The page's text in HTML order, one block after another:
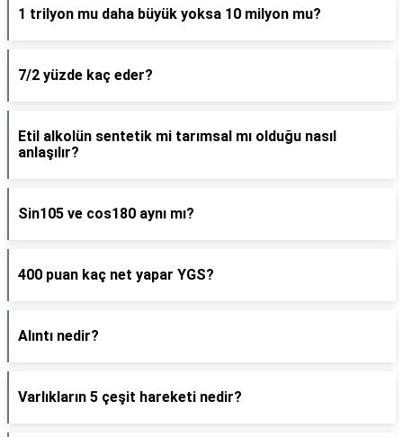
1 trilyon mu daha büyük yoksa 10 milyon mu?
7/2 yüzde kaç eder?
Etil alkolün sentetik mi tarımsal mı olduğu nasıl
anlaşılır?
Sin105 ve cos180 aynı mı?
400 puan kaç net yapar YGS?
Alıntı nedir?
Varlıkların 5 çeşit hareketi nedir?